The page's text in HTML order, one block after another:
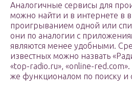
Аналогичные сервисы для
можно найти и в интернете в
проигрыванием одной или
они по аналогии с
являются менее удобными.
известных можно назвать
«top-radio.ru», «online-
же функционалом по поиску и